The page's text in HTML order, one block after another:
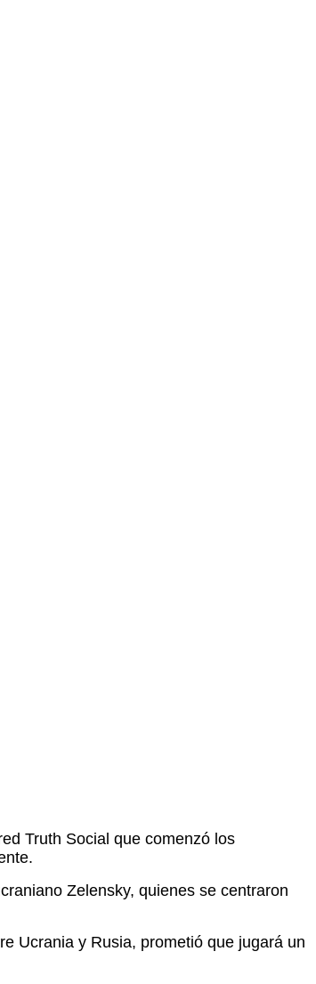
Truth Social que comenzó los
Zelensky, quienes se centraron
Ucrania y Rusia, prometió que jugará un